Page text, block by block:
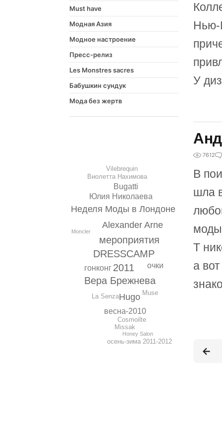
Must have
Модная Азия
Модное настроение
Пресс-релиз
Les Monstres sacres
Бабушкин сундук
Мода без жертв
DRESSCAMP
2011
мероприятия
Вера Брежнева
Alexander Arne
Hugo
Неделя Моды в Лондоне
весна-2010
Юлия Николаева
гонконг очки
Bugatti
Cosmoilte
La Senza
Muse
Missak
Виолетта Нахимова
Vilebrequin
осень-зима 2011-2012
Honey Salon
Moncler
Нью-
У
7612
В
шла
Т
а